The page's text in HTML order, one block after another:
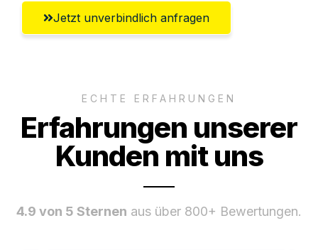
Jetzt unverbindlich anfragen
ECHTE ERFAHRUNGEN
Erfahrungen unserer
Kunden mit uns
4.9 von 5 Sternen aus über 800+ Bewertungen.